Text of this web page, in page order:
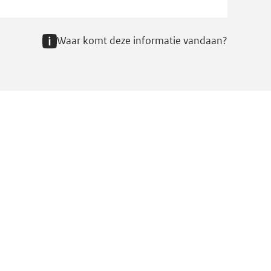
Waar komt deze informatie vandaan?